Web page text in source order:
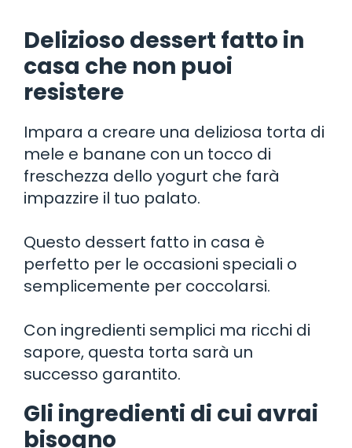
Delizioso dessert fatto in
casa che non puoi
resistere
Impara a creare una deliziosa torta di
mele e banane con un tocco di
freschezza dello yogurt che farà
impazzire il tuo palato.
Questo dessert fatto in casa è
perfetto per le occasioni speciali o
semplicemente per coccolarsi.
Con ingredienti semplici ma ricchi di
sapore, questa torta sarà un
successo garantito.
Gli ingredienti di cui avrai
bisogno